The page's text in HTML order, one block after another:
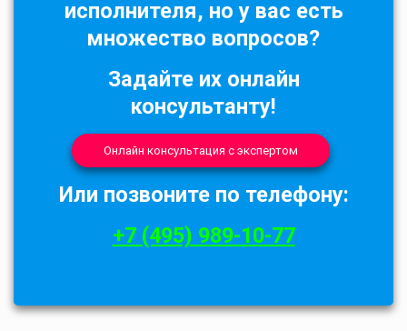
исполнителя, но у вас есть
множество вопросов?
Задайте их онлайн
консультанту!
Онлайн консультация с экспертом
Или позвоните по телефону:
+7 (495) 989-10-77